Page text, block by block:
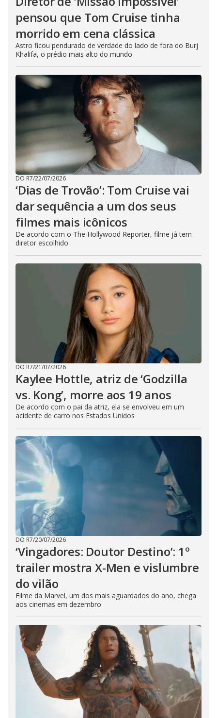
pensou que Tom Cruise tinha
morrido em cena clássica
Astro ficou pendurado de verdade do lado de fora do Burj
Khalifa, o prédio mais alto do mundo
DO R7/22/07/2026
‘Dias de Trovão’: Tom Cruise vai
dar sequência a um dos seus
filmes mais icônicos
De acordo com o The Hollywood Reporter, filme já tem
diretor escolhido
DO R7/21/07/2026
Kaylee Hottle, atriz de ‘Godzilla
vs. Kong’, morre aos 19 anos
De acordo com o pai da atriz, ela se envolveu em um
acidente de carro nos Estados Unidos
DO R7/20/07/2026
‘Vingadores: Doutor Destino’: 1º
trailer mostra X-Men e vislumbre
do vilão
Filme da Marvel, um dos mais aguardados do ano, chega
aos cinemas em dezembro